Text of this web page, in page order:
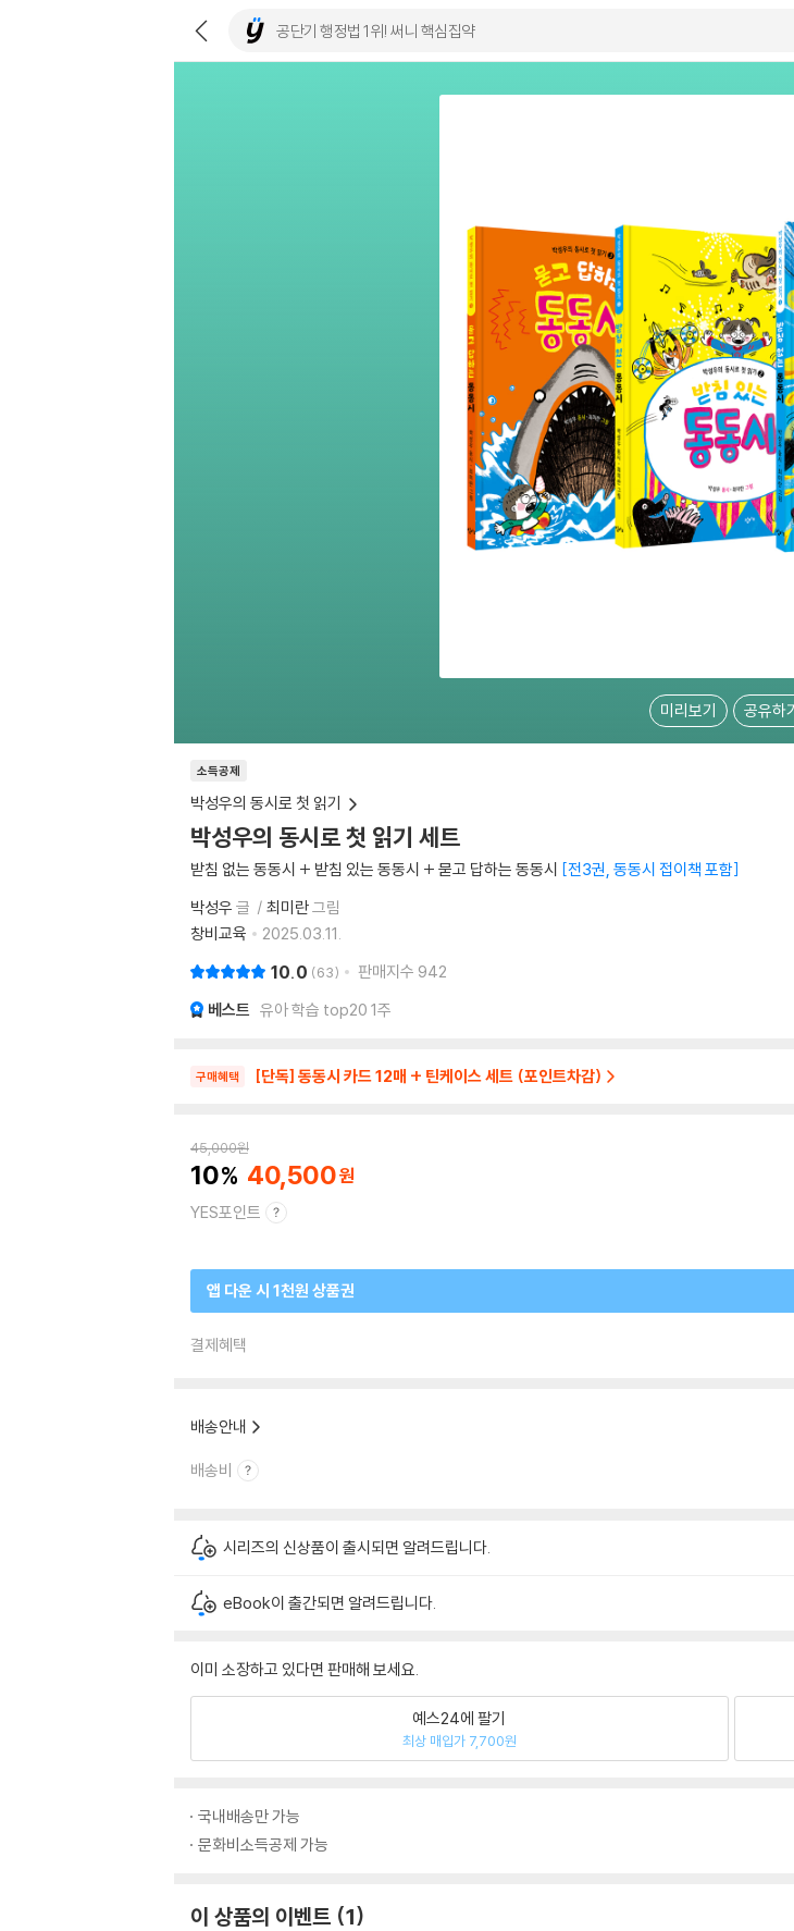
미리보기 공유하
소득공제
박성우의 동시로 첫 읽기
박성우의 동시로 첫 읽기 세트
받침 없는 동동시 + 받침 있는 동동시 + 묻고 답하는 동동시 전3권, 동동시 접이책 포함
박성우 글 최미란그림
창비교육
2025.03.11.
10.0 63 판매지수 942
베스트 유아 학습 top20 1주
구매혜택 [단독] 동동시 카드 12매 + 틴케이스 세트 (포인트차감)
45,000원
10 40,500
YES포인트
앱 다운 시 1천원 상품권
결제혜택
배송안내
배송비
시리즈의 신상품이 출시되면 알려드립니다.
eBook이 출간되면 알려드립니다.
이미 소장하고 있다면 판매해 보세요.
예스24에 팔기
최상 매입가 7,700원
국내배송만 가능
문화비소득공제 가능
이 상품의 이벤트 1